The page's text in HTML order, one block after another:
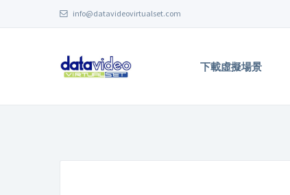
info@datavideovirtualset.com
下載虛擬場景